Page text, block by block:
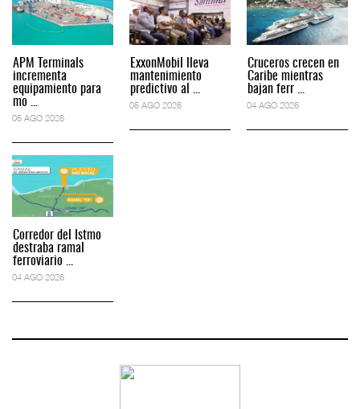
APM Terminals
incrementa
equipamiento para
mo ...
05 AGO 2026
Corredor del Istmo
destraba ramal
ferroviario ...
04 AGO 2026
ExxonMobil lleva
mantenimiento
predictivo al ...
05 AGO 2026
Cruceros crecen en
Caribe mientras
bajan ferr ...
04 AGO 2026